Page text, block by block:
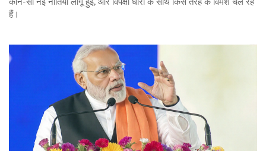
कौन‑सी नई नीतियां लागू हुईं, और विपक्षी धारा के साथ किस तरह के विमर्श चल रहे
हैं।